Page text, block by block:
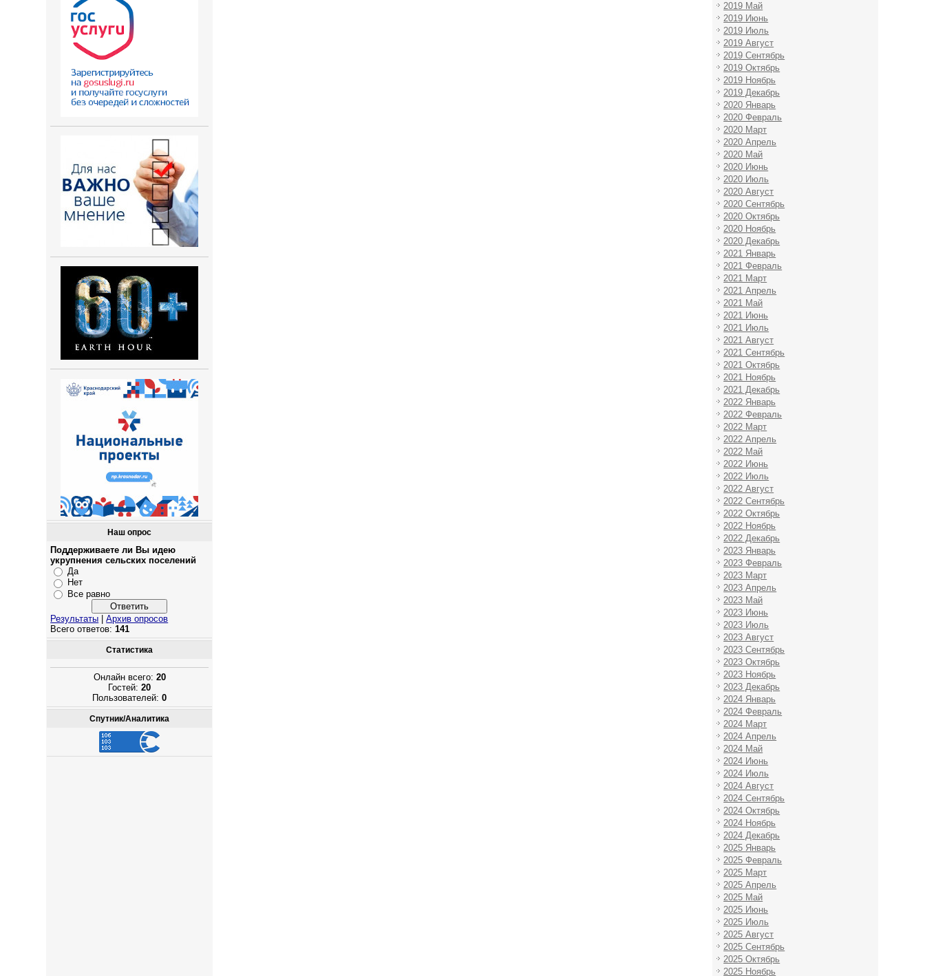
Наш опрос
Поддерживаете ли Вы идею
укрупнения сельских поселений
Да
Нет
Все равно
Результаты |Архив опросов
Всего ответов:141
Статистика
Онлайн всего: 20
Гостей:20
Пользователей:0
Спутник/Аналитика
2019 Май
2019 Июнь
2019 Июль
2019 Август
2019 Сентябрь
2019 Октябрь
2019 Ноябрь
2019 Декабрь
2020 Январь
2020 Февраль
2020 Март
2020 Апрель
2020 Май
2020 Июнь
2020 Июль
2020 Август
2020 Сентябрь
2020 Октябрь
2020 Ноябрь
2020 Декабрь
2021 Январь
2021 Февраль
2021 Март
2021 Апрель
2021 Май
2021 Июнь
2021 Июль
2021 Август
2021 Сентябрь
2021 Октябрь
2021 Ноябрь
2021 Декабрь
2022 Январь
2022 Февраль
2022 Март
2022 Апрель
2022 Май
2022 Июнь
2022 Июль
2022 Август
2022 Сентябрь
2022 Октябрь
2022 Ноябрь
2022 Декабрь
2023 Январь
2023 Февраль
2023 Март
2023 Апрель
2023 Май
2023 Июнь
2023 Июль
2023 Август
2023 Сентябрь
2023 Октябрь
2023 Ноябрь
2023 Декабрь
2024 Январь
2024 Февраль
2024 Март
2024 Апрель
2024 Май
2024 Июнь
2024 Июль
2024 Август
2024 Сентябрь
2024 Октябрь
2024 Ноябрь
2024 Декабрь
2025 Январь
2025 Февраль
2025 Март
2025 Апрель
2025 Май
2025 Июнь
2025 Июль
2025 Август
2025 Сентябрь
2025 Октябрь
2025 Ноябрь